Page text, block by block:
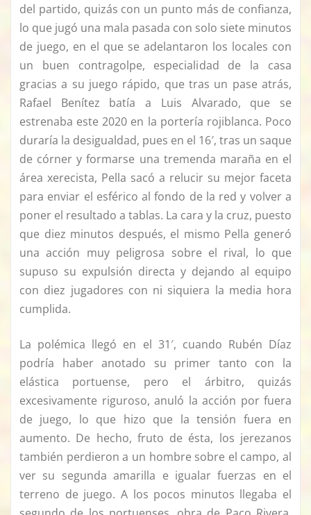
del partido, quizás con un punto más de confianza,
lo que jugó una mala pasada con solo siete minutos
de juego, en el que se adelantaron los locales con
un buen contragolpe, especialidad de la casa
gracias a su juego rápido, que tras un pase atrás,
Rafael Benítez batía a Luis Alvarado, que se
estrenaba este 2020 en la portería rojiblanca. Poco
duraría la desigualdad, pues en el 16′, tras un saque
de córner y formarse una tremenda maraña en el
área xerecista, Pella sacó a relucir su mejor faceta
para enviar el esférico al fondo de la red y volver a
poner el resultado a tablas. La cara y la cruz, puesto
que diez minutos después, el mismo Pella generó
una acción muy peligrosa sobre el rival, lo que
supuso su expulsión directa y dejando al equipo
con diez jugadores con ni siquiera la media hora
cumplida.
La polémica llegó en el 31′, cuando Rubén Díaz
podría haber anotado su primer tanto con la
elástica portuense, pero el árbitro, quizás
excesivamente riguroso, anuló la acción por fuera
de juego, lo que hizo que la tensión fuera en
aumento. De hecho, fruto de ésta, los jerezanos
también perdieron a un hombre sobre el campo, al
ver su segunda amarilla e igualar fuerzas en el
terreno de juego. A los pocos minutos llegaba el